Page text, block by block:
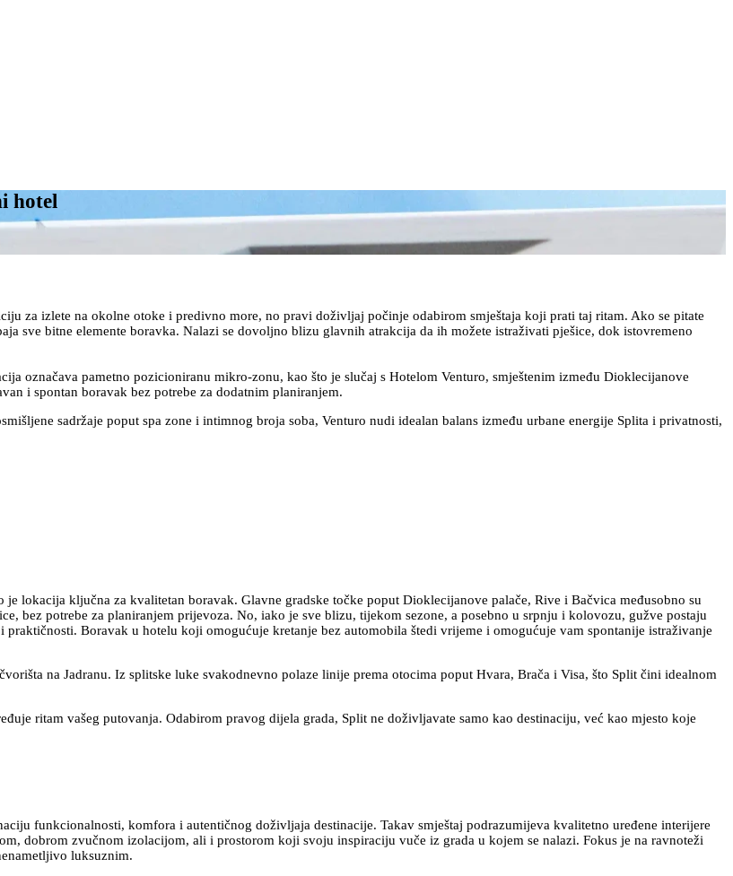
hotel
za izlete na okolne otoke i predivno more, no pravi doživljaj počinje odabirom smještaja koji prati taj ritam. Ako se pitate
sve bitne elemente boravka. Nalazi se dovoljno blizu glavnih atrakcija da ih možete istraživati pješice, dok istovremeno
označava pametno pozicioniranu mikro-zonu, kao što je slučaj s Hotelom Venturo, smještenim između Dioklecijanove
i spontan boravak bez potrebe za dodatnim planiranjem.
sadržaje poput spa zone i intimnog broja soba, Venturo nudi idealan balans između urbane energije Splita i privatnosti,
lokacija ključna za kvalitetan boravak. Glavne gradske točke poput Dioklecijanove palače, Rive i Bačvica međusobno su
bez potrebe za planiranjem prijevoza. No, iako je sve blizu, tijekom sezone, a posebno u srpnju i kolovozu, gužve postaju
Boravak u hotelu koji omogućuje kretanje bez automobila štedi vrijeme i omogućuje vam spontanije istraživanje
na Jadranu. Iz splitske luke svakodnevno polaze linije prema otocima poput Hvara, Brača i Visa, što Split čini idealnom
ritam vašeg putovanja. Odabirom pravog dijela grada, Split ne doživljavate samo kao destinaciju, već kao mjesto koje
funkcionalnosti, komfora i autentičnog doživljaja destinacije. Takav smještaj podrazumijeva kvalitetno uređene interijere
dobrom zvučnom izolacijom, ali i prostorom koji svoju inspiraciju vuče iz grada u kojem se nalazi. Fokus je na ravnoteži
luksuznim.